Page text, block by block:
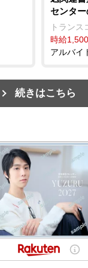
センタ
トランス
時給
アルバイ
続きはこちら